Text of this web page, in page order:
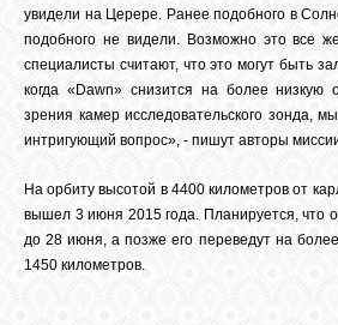
увидели на Церере. Ранее подобного в
подобного не видели. Возможно это все
специалисты считают, что это могут быть
когда «Dawn» снизится на более низкую
зрения камер исследовательского зонда,
интригующий вопрос», - пишут авторы
На орбиту высотой в 4400 километров от
вышел 3 июня 2015 года. Планируется, что
до 28 июня, а позже его переведут на
1450 километров.